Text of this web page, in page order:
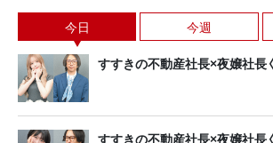
今日 今週
すすきの不動産社長×夜嬢社長
すすきの不動産社長×夜嬢社長